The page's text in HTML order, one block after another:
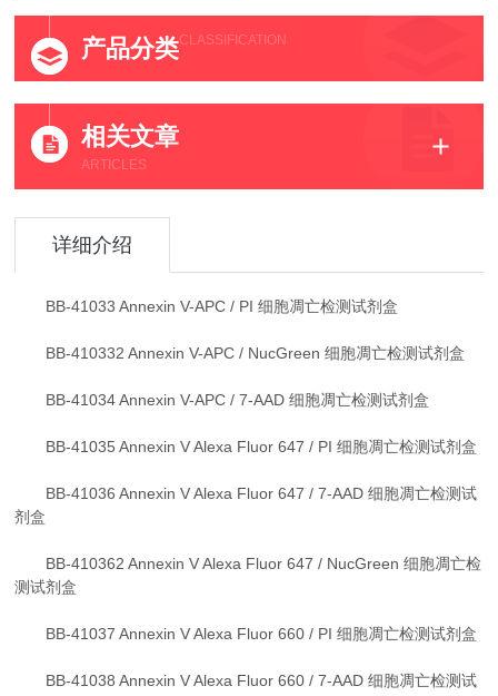
产品分类CLASSIFICATION
相关文章
ARTICLES
详细介绍
BB-41033 Annexin V-APC / PI 细胞凋亡检测试剂盒
BB-410332 Annexin V-APC / NucGreen 细胞凋亡检测试剂盒
BB-41034 Annexin V-APC / 7-AAD 细胞凋亡检测试剂盒
BB-41035 Annexin V Alexa Fluor 647 / PI 细胞凋亡检测试剂盒
BB-41036 Annexin V Alexa Fluor 647 / 7-AAD 细胞凋亡检测试
剂盒
BB-410362 Annexin V Alexa Fluor 647 / NucGreen 细胞凋亡检
测试剂盒
BB-41037 Annexin V Alexa Fluor 660 / PI 细胞凋亡检测试剂盒
BB-41038 Annexin V Alexa Fluor 660 / 7-AAD 细胞凋亡检测试